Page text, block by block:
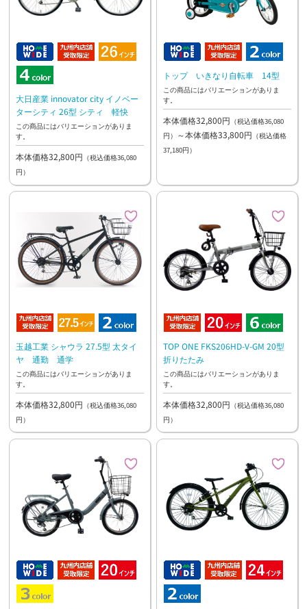
大日産業 innovator city イノベー
ターシティ 26型 シティ 軽快
この商品にはバリエーションがありま
す。
本体価格32,800円 （税込価格36,080
円）
トップ いきなり自転車 14型
この商品にはバリエーションがありま
す。
本体価格32,800円 （税込価格36,080
円） ～本体価格33,800円 （税込価格
37,180円）
玉越工業 シャウラ 27.5型 太タイ
ヤ 通勤 通学
この商品にはバリエーションがありま
す。
本体価格32,800円 （税込価格36,080
円）
TOP ONE FKS206HD-V-GM 20型
折りたたみ
この商品にはバリエーションがありま
す。
本体価格32,800円 （税込価格36,080
円）